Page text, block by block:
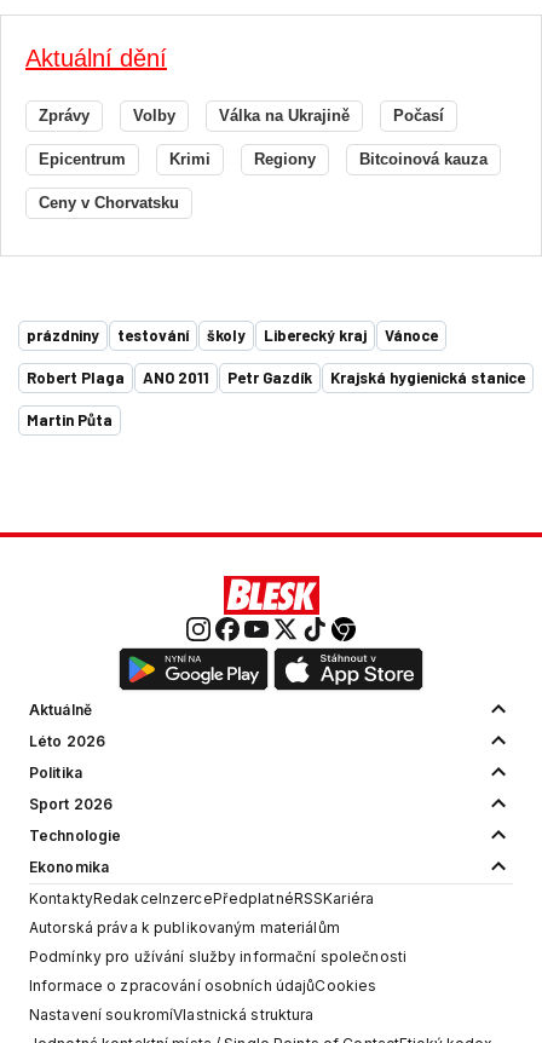
Aktuální dění
Zprávy Volby Válka na Ukrajině Počasí
Epicentrum Krimi Regiony Bitcoinová kauza
Ceny v Chorvatsku
prázdniny testování školy Liberecký kraj Vánoce
Robert Plaga ANO 2011 Petr Gazdík Krajská hygienická stanice
Martin Půta
Aktuálně
Léto 2026
Politika
Sport 2026
Technologie
Ekonomika
KontaktyRedakceInzercePředplatnéRSSKariéra
Autorská práva k publikovaným materiálům
Podmínky pro užívání služby informační společnosti
Informace o zpracování osobních údajůCookies
Nastavení soukromíVlastnická struktura